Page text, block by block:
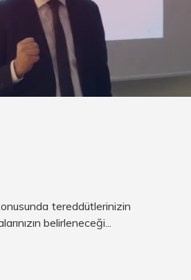
tereddütlerinizin
belirleneceği...